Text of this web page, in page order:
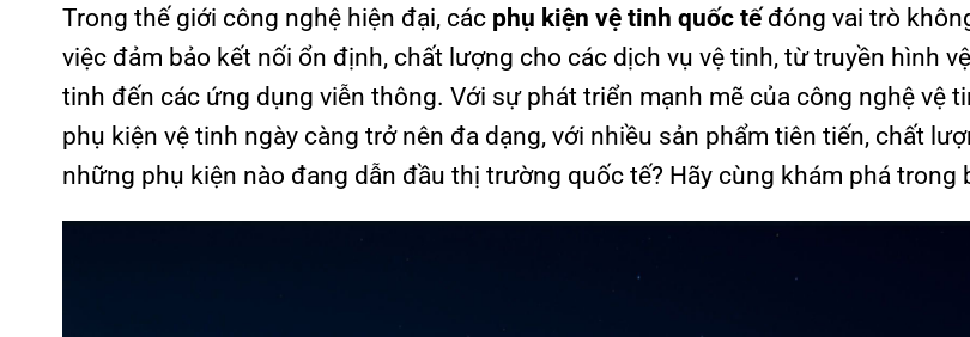
Trong thế giới công nghệ hiện đại, các phụ kiện vệ tinh quốc tếđóng vai trò
việc đảm bảo kết nối ổn định, chất lượng cho các dịch vụ vệ tinh, từ truyền hình
tinh đến các ứng dụng viễn thông. Với sự phát triển mạnh mẽ của công nghệ vệ
phụ kiện vệ tinh ngày càng trở nên đa dạng, với nhiều sản phẩm tiên tiến, chất
những phụ kiện nào đang dẫn đầu thị trường quốc tế? Hãy cùng khám phá trong